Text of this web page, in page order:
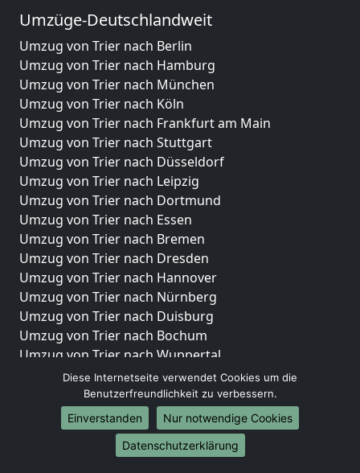
Umzüge-Deutschlandweit
Umzug von Trier nach Berlin
Umzug von Trier nach Hamburg
Umzug von Trier nach München
Umzug von Trier nach Köln
Umzug von Trier nach Frankfurt am Main
Umzug von Trier nach Stuttgart
Umzug von Trier nach Düsseldorf
Umzug von Trier nach Leipzig
Umzug von Trier nach Dortmund
Umzug von Trier nach Essen
Umzug von Trier nach Bremen
Umzug von Trier nach Dresden
Umzug von Trier nach Hannover
Umzug von Trier nach Nürnberg
Umzug von Trier nach Duisburg
Umzug von Trier nach Bochum
Umzug von Trier nach Wuppertal
Umzug von Trier nach Bielefeld
Umzug von Trier nach Bonn
Umzug von Trier nach Münster
Internationale-Umzüge
Diese Internetseite verwendet Cookies um die
Benutzerfreundlichkeit zu verbessern.
Einverstanden
Nur notwendige Cookies
Datenschutzerklärung